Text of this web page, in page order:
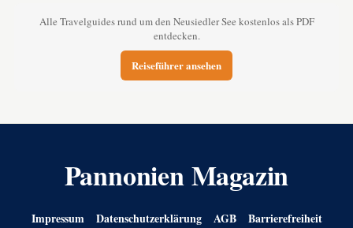
Alle Travelguides rund um den Neusiedler See kostenlos als PDF
entdecken.
Reiseführer ansehen
Pannonien Magazin
Impressum Datenschutzerklärung AGB Barrierefreiheit